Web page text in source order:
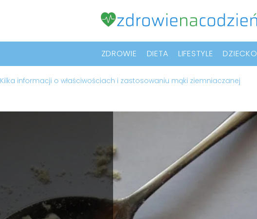
ZDROWIE DIETA LIFESTYLE DZIECKO
Kilka informacji o właściwościach i zastosowaniu mąki ziemniaczanej